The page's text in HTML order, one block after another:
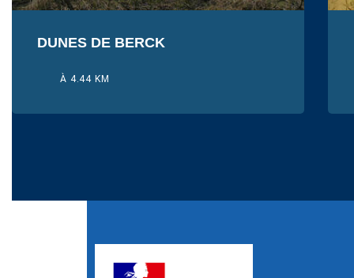
DUNES DE BERCK
À 4.44 KM